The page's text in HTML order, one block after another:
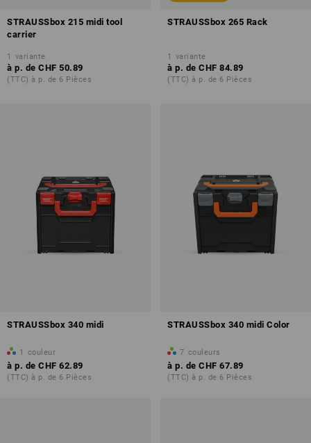
STRAUSSbox 215 midi tool
carrier
1 variante
à p. de CHF 50.89
(TTC) à p. de 6 Pièces
STRAUSSbox 265 Rack
1 variante
à p. de CHF 84.89
(TTC) à p. de 6 Pièces
STRAUSSbox 340 midi
1 couleur
à p. de CHF 62.89
(TTC) à p. de 6 Pièces
STRAUSSbox 340 midi Color
7 couleurs
à p. de CHF 67.89
(TTC) à p. de 6 Pièces